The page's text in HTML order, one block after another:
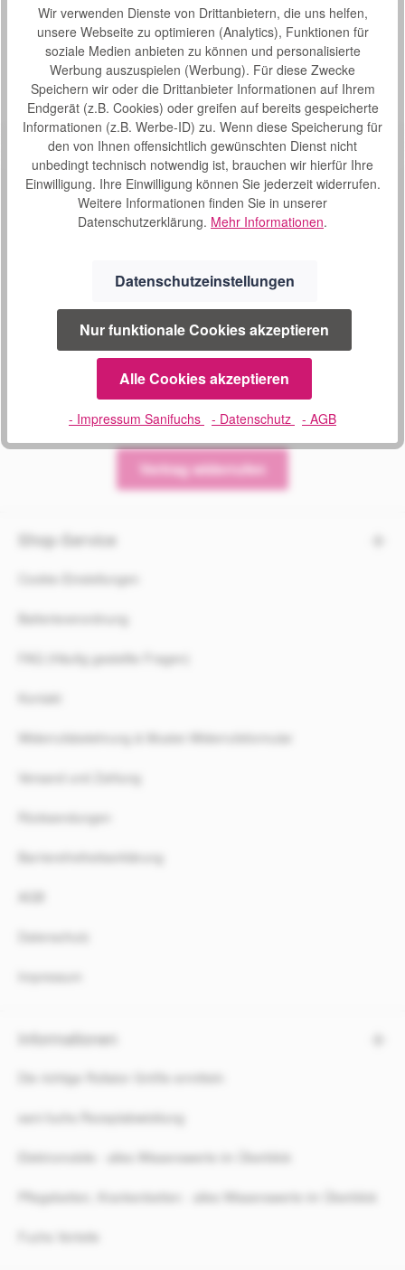
Generation…Mehr
Bewertungen
Montag bis Donnerstag
09:00 - 16:00 Uhr
und Freitag 08:30 bis 14:00 Uhr
Oder über unserKontaktformular.
Vertrag widerrufen
Shop-Service
Cookie-Einstellungen
Batterieverordnung
FAQ (Häufig gestellte Fragen)
Kontakt
Widerrufsbelehrung & Muster-Widerrufsformular
Versand und Zahlung
Rücksendungen
Barrierefreiheitserklärung
Datenschutz
Impressum
Informationen
Die richtige Rollator Größe ermitteln
sani-fuchs Rezeptabwicklung
Elektromobile - alles Wissenswerte im Überblick
Pflegebetten, Krankenbetten - alles Wissenswerte im Überblick
Wir verwenden Dienste von Drittanbietern, die uns helfen,
unsere Webseite zu optimieren (Analytics), Funktionen für
soziale Medien anbieten zu können und personalisierte
Werbung auszuspielen (Werbung). Für diese Zwecke
Speichern wir oder die Drittanbieter Informationen auf Ihrem
Endgerät (z.B. Cookies) oder greifen auf bereits gespeicherte
Informationen (z.B. Werbe-ID) zu. Wenn diese Speicherung für
den von Ihnen offensichtlich gewünschten Dienst nicht
unbedingt technisch notwendig ist, brauchen wir hierfür Ihre
Einwilligung. Ihre Einwilligung können Sie jederzeit widerrufen.
Weitere Informationen finden Sie in unserer
Datenschutzerklärung. Mehr Informationen.
Datenschutzeinstellungen
Nur funktionale Cookies akzeptieren
Alle Cookies akzeptieren
- Impressum Sanifuchs - Datenschutz - AGB